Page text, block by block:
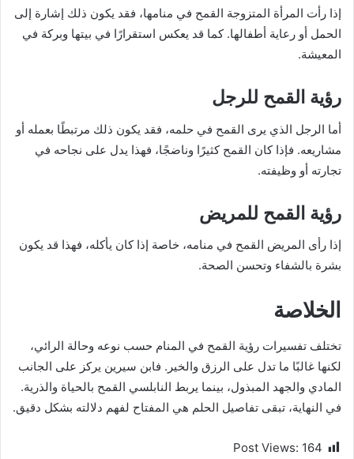
إذا رأت المرأة المتزوجة القمح في منامها، فقد يكون ذلك إشارة إلى
الحمل أو رعاية أطفالها. كما قد يعكس استقرارًا في بيتها وبركة في
المعيشة.
رؤية القمح للرجل
أما الرجل الذي يرى القمح في حلمه، فقد يكون ذلك مرتبطًا بعمله أو
مشاريعه. فإذا كان القمح كثيرًا وناضجًا، فهذا يدل على نجاحه في
تجارته أو وظيفته.
رؤية القمح للمريض
إذا رأى المريض القمح في منامه، خاصة إذا كان يأكله، فهذا قد يكون
بشرة بالشفاء وتحسن الصحة.
الخلاصة
تختلف تفسيرات رؤية القمح في المنام حسب نوعه وحالة الرائي،
لكنها غالبًا ما تدل على الرزق والخير. فابن سيرين يركز على الجانب
المادي والجهد المبذول، بينما يربط النابلسي القمح بالحياة والذرية.
في النهاية، تبقى تفاصيل الحلم هي المفتاح لفهم دلالته بشكل دقيق.
Post Views: 164